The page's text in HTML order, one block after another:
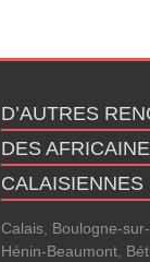
D’AUTRES
DES
CALAISIENNES
Calais Boulogne-
Hénin-Beaumont